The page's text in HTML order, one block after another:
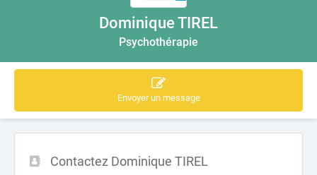
Dominique TIREL
Psychothérapie
Envoyer un message
Contactez Dominique TIREL